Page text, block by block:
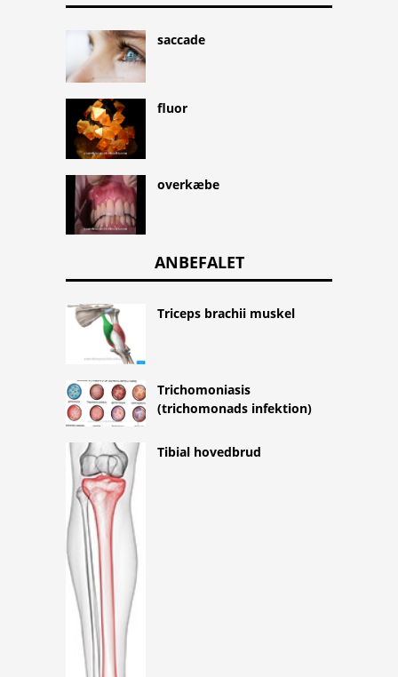
saccade
fluor
overkæbe
ANBEFALET
Triceps brachii muskel
Trichomoniasis
(trichomonads infektion)
Tibial hovedbrud